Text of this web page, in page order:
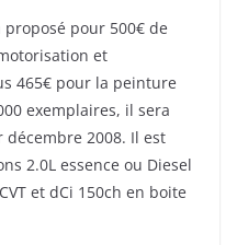
proposé pour 500€ de
et
465€ pour la peinture
exemplaires, il sera
2008. Il est
2.0L essence ou Diesel
et dCi 150ch en boite